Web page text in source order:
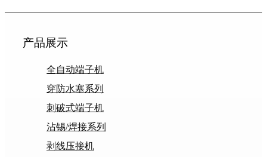
产品展示
全自动端子机
穿防水塞系列
刺破式端子机
沾锡/焊接系列
剥线压接机